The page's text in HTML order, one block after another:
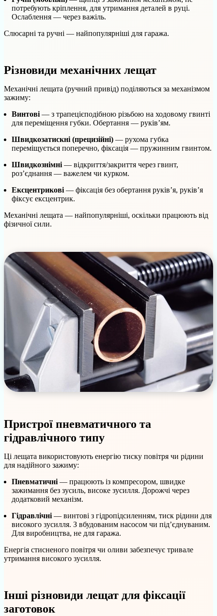
потребують кріплення, для утримання деталей в руці.
Ослаблення — через важіль.
Слюсарні та ручні — найпопулярніші для гаража.
Різновиди механічних лещат
Механічні лещата (ручний привід) поділяються за механізмом
зажиму:
Винтові — з трапецієподібною різьбою на ходовому гвинті
для переміщення губки. Обертання — руків’ям.
Швидкозатискні (прецизійні) — рухома губка
переміщується поперечно, фіксація — пружинним гвинтом.
Швидкознімні — відкриття/закриття через гвинт,
роз’єднання — важелем чи курком.
Ексцентрикові — фіксація без обертання руків’я, руків’я
фіксує ексцентрик.
Механічні лещата — найпопулярніші, оскільки працюють від
фізичної сили.
Пристрої пневматичного та
гідравлічного типу
Ці лещата використовують енергію тиску повітря чи рідини
для надійного зажиму:
Пневматичні — працюють із компресором, швидке
зажимання без зусиль, високе зусилля. Дорожчі через
додатковий механізм.
Гідравлічні — винтові з гідропідсиленням, тиск рідини для
високого зусилля. З вбудованим насосом чи під’єднуваним.
Для виробництва, не для гаража.
Енергія стисненого повітря чи оливи забезпечує тривале
утримання високого зусилля.
Інші різновиди лещат для фіксації
заготовок